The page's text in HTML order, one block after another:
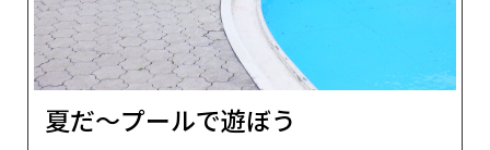
夏だ～プールで遊ぼう